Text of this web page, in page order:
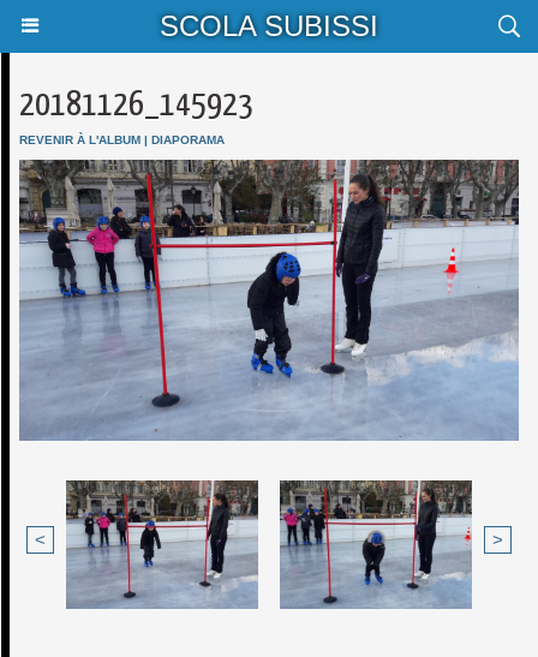
SCOLA SUBISSI
20181126_145923
REVENIR À L'ALBUM | DIAPORAMA
< >